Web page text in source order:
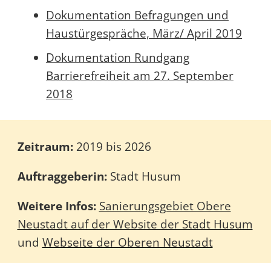
Dokumentation Befragungen und
Haustürgespräche, März/ April 2019
Dokumentation Rundgang
Barrierefreiheit am 27. September
2018
Zeitraum: 2019 bis 2026
Auftraggeberin: Stadt Husum
Weitere Infos: Sanierungsgebiet Obere
Neustadt auf der Website der Stadt Husum
und Webseite der Oberen Neustadt